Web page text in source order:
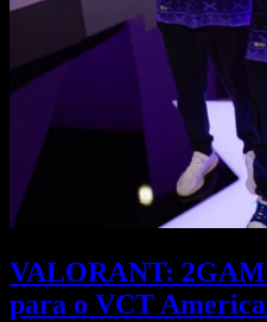
VALORANT:
para o VCT